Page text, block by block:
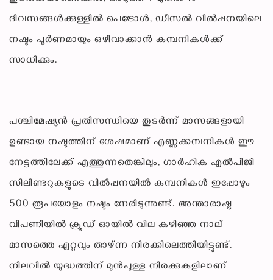
ദിവസങ്ങള്‍ക്കുള്ളില്‍ പെട്രോള്‍, ഡീസല്‍ വില്‍പ്പനയിലെ
നഷ്ടം പൂര്‍ണമായും ഒഴിവാക്കാന്‍ കമ്പനികള്‍ക്ക്
സാധിക്കും.
പശ്ചിമേഷ്യന്‍ പ്രതിസന്ധിയെ തുടര്‍ന്ന് മാസങ്ങളായി
ഉണ്ടായ നഷ്ടത്തിന് ശേഷമാണ് എണ്ണക്കമ്പനികള്‍ ഈ
നേട്ടത്തിലേക്ക് എത്തുന്നതെങ്കിലും, ഗാര്‍ഹിക എല്‍പിജി
സിലിണ്ടറുകളുടെ വില്‍പ്പനയില്‍ കമ്പനികള്‍ ഇപ്പോഴും
500 രൂപയോളം നഷ്ടം നേരിടുന്നുണ്ട്. അന്താരാഷ്ട്ര
വിപണിയില്‍ ക്രൂഡ് ഓയില്‍ വില കഴിഞ്ഞ നാല്
മാസത്തെ ഏറ്റവും താഴ്ന്ന നിരക്കിലെത്തിയിട്ടുണ്ട്.
നിലവില്‍ യുദ്ധത്തിന് മുന്‍പുള്ള നിരക്കുകളിലാണ്